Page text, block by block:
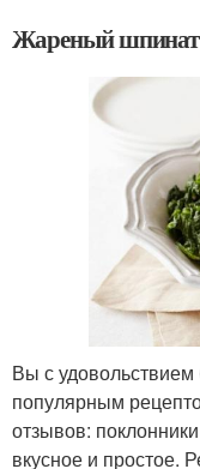
Жареный шпинат
Вы с удовольствием
популярным
отзывов:
вкусное и простое.